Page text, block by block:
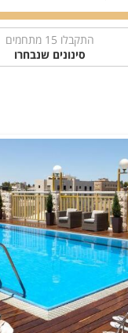
התקבלו 15 מתחמים
סינונים שנבחרו